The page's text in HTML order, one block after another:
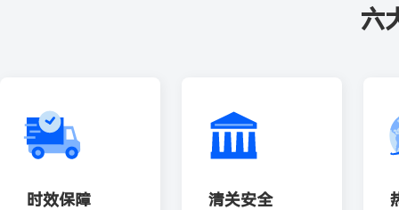
六
时效保障 清关安全